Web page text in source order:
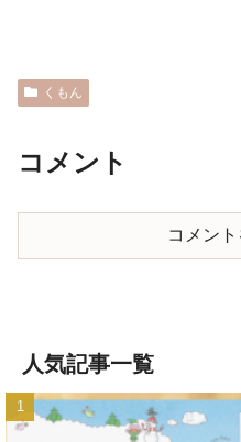
くもん
コメント
コメン
人気記事一覧